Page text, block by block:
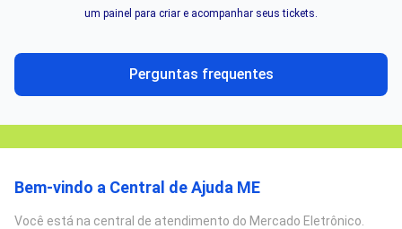
um painel para criar e acompanhar seus tickets.
Perguntas frequentes
Bem-vindo a Central de Ajuda ME
Você está na central de atendimento do Mercado Eletrônico.